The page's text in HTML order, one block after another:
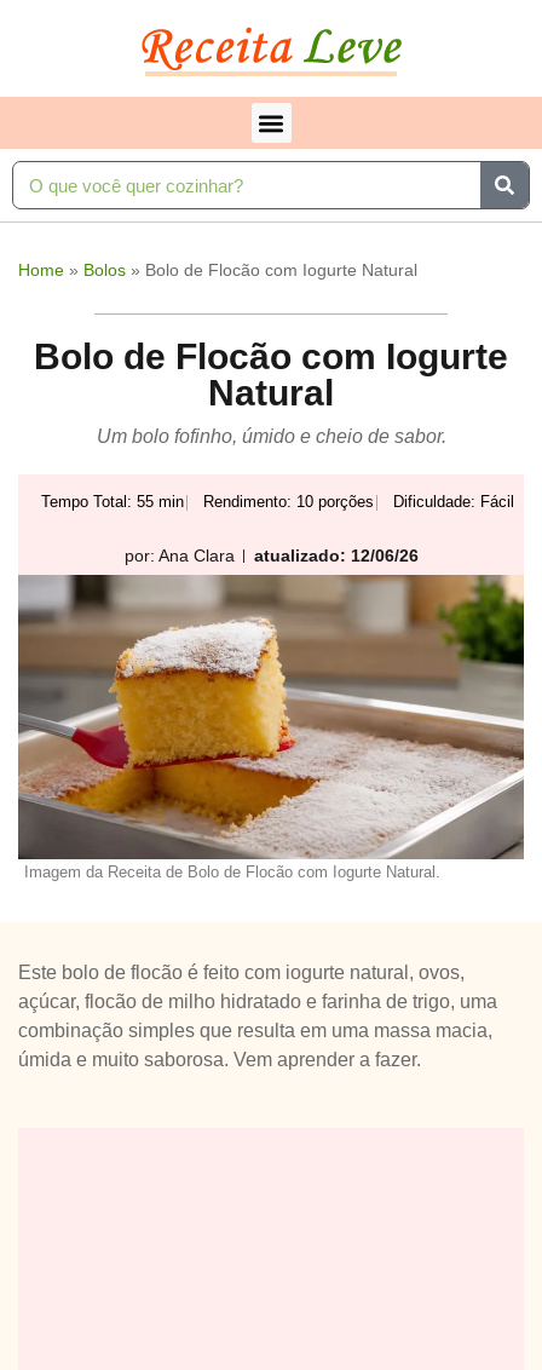
Home » Bolos » Bolo de Flocão com Iogurte Natural
Bolo de Flocão com Iogurte
Natural
Um bolo fofinho, úmido e cheio de sabor.
Tempo Total: 55 min Rendimento: 10 porções Dificuldade: Fácil
por: Ana Clara atualizado: 12/06/26
Imagem da Receita de Bolo de Flocão com Iogurte Natural.
Este bolo de flocão é feito com iogurte natural, ovos,
açúcar, flocão de milho hidratado e farinha de trigo, uma
combinação simples que resulta em uma massa macia,
úmida e muito saborosa. Vem aprender a fazer.